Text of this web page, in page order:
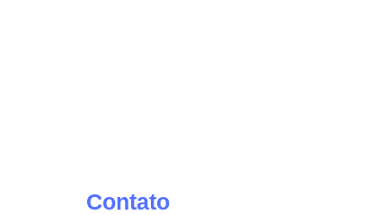
Contato